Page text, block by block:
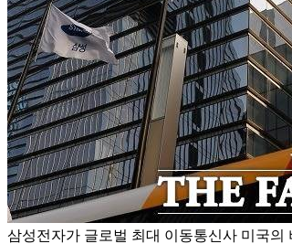
삼성전자가 글로벌 최대 이동통신사 미국